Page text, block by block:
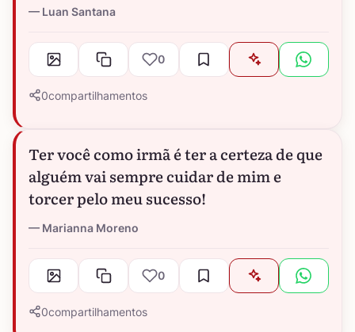
Luan Santana
0
0compartilhamentos
Ter você como irmã é ter a certeza de que
alguém vai sempre cuidar de mim e
torcer pelo meu sucesso!
Marianna Moreno
0
0compartilhamentos